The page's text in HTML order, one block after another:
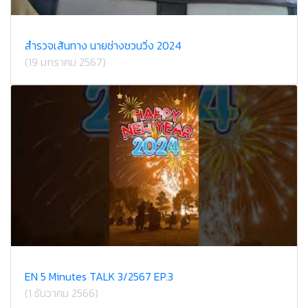
สำรวจเส้นทาง นายช่างชวนวิ่ง 2024
(19 มกราคม 2567)
EN 5 Minutes TALK 3/2567 EP.3
(1 ธันวาคม 2566)